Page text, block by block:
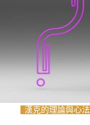
漢克的理論與心法